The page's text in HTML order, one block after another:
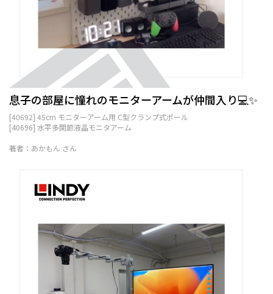
息子の部屋に憧れのモニターアームが仲間入り💻✨
[40692] 45cm モニターアーム用 C型クランプ式ポール
[40696] 水平多関節液晶モニタアーム
著者：あかもん さん